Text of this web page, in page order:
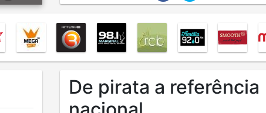
De pirata a referência